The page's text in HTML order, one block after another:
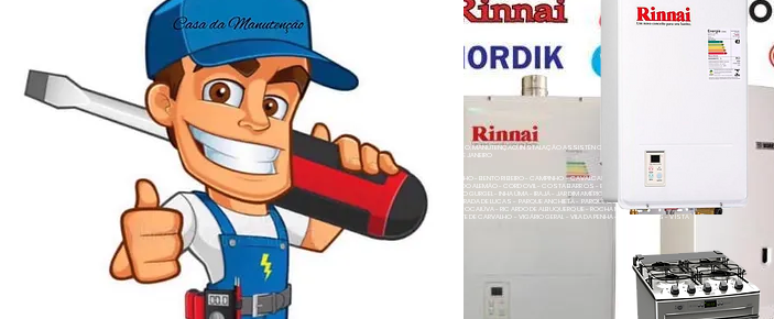
AQUECEDOR A GÁS , CONSERTO, MANUTENÇÃO, INSTALAÇÃO ASSISTÊNCIA TÉCNICA RUA PORTO FELIZ 371
LOJA A HONORIO GURGEL RIO DE JANEIRO
ZONA NORTE
ACARÍ - ANCHIETA - BARROS FILHO - BENTO RIBEIRO - CAMPINHO - CAVALCANTI - CASCADURA - COELHO
NETO - COLÉGIO - COMPLEXO DO ALEMÃO - CORDOVIL - COSTA BARROS - ENGENHO LEAL - ENGENHO DA
RAINHA - GUADALUPE - HONÓRIO GURGEL - INHAÚMA - IRAJÁ - JARDIM AMÉRICA - MADUREIRA - MARECHAL
HERMES - OSVALDO CRUZ - PARADA DE LUCAS - PARQUE ANCHIETA - PARQUE COLÚMBIA - PAVUNA - PENHA
- PENHA CIRCULAR - QUINTINO BOCAIÚVA - RICARDO DE ALBUQUERQUE - ROCHA MIRANDA - TOMÁS COELHO
- TURIAÇÚ - VAZ LOBO - VICENTE DE CARVALHO - VIGÁRIO GERAL - VILA DA PENHA - VILA KOSMOS - VISTA
ALEGRE
AQUECEDOR A GÁS, CONSERTO,
MANUTENÇÃO, INSTALAÇÃO, ASSISTÊNCIA
TÉCNICA RINNAI RUA BARATA RIBEIRO 232
COPACABANA RIO DE JANEIRO
BAIRROS DE ATENDIMENTO RJ
ZONA SUL
BOTAFOGO - CATETE - COPACABANA -
COSME VELHO - FLAMENGO - GÁVEA -
HUMAITÁ - IPANEMA - JARDIM BOTÂNICO -
LAGOA - LARANJEIRAS - LEBLON - LEME -
ROCINHA - SÃO CONRADO - URCA